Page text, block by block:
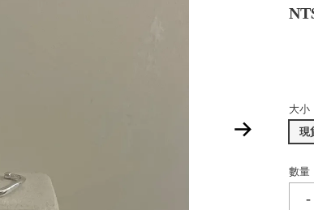
大小
現
數量
-